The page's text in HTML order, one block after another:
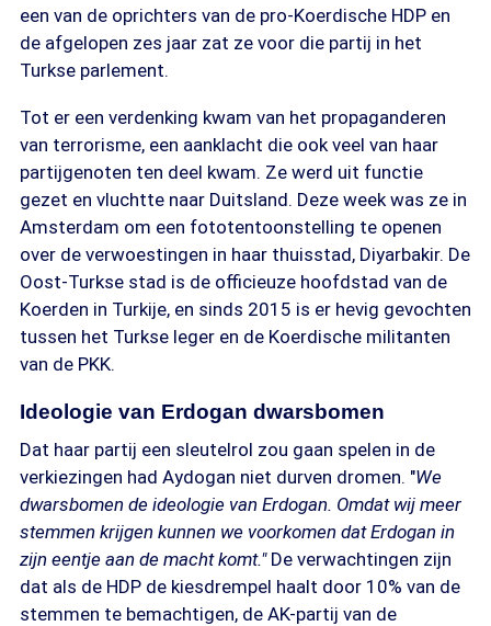
een van de oprichters van de pro-Koerdische HDP en
de afgelopen zes jaar zat ze voor die partij in het
Turkse parlement.
Tot er een verdenking kwam van het propaganderen
van terrorisme, een aanklacht die ook veel van haar
partijgenoten ten deel kwam. Ze werd uit functie
gezet en vluchtte naar Duitsland. Deze week was ze in
Amsterdam om een fototentoonstelling te openen
over de verwoestingen in haar thuisstad, Diyarbakir. De
Oost-Turkse stad is de officieuze hoofdstad van de
Koerden in Turkije, en sinds 2015 is er hevig gevochten
tussen het Turkse leger en de Koerdische militanten
van de PKK.
Ideologie van Erdogan dwarsbomen
Dat haar partij een sleutelrol zou gaan spelen in de
verkiezingen had Aydogan niet durven dromen. "We
dwarsbomen de ideologie van Erdogan. Omdat wij meer
stemmen krijgen kunnen we voorkomen dat Erdogan in
zijn eentje aan de macht komt." De verwachtingen zijn
dat als de HDP de kiesdrempel haalt door 10% van de
stemmen te bemachtigen, de AK-partij van de